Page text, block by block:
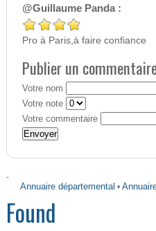
@Guillaume Panda :
Pro à Paris,à faire confiance
Publier un
Votre nom
Votre note
Votre commentaire
-
Annuaire départemental •
Found